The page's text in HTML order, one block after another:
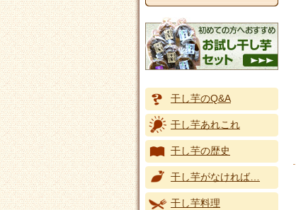
干し芋のQ&A
干し芋あれこれ
干し芋の歴史
干し芋がなければ…
干し芋料理